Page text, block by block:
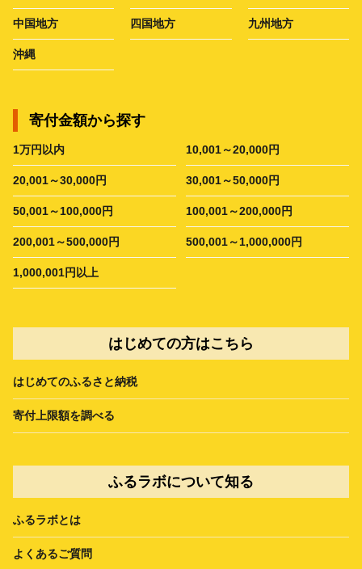
中国地方 四国地方 九州地方
沖縄
寄付金額から探す
1万円以内 10,001～20,000円
20,001～30,000円 30,001～50,000円
50,001～100,000円 100,001～200,000円
200,001～500,000円 500,001～1,000,000円
1,000,001円以上
はじめての方はこちら
はじめてのふるさと納税
寄付上限額を調べる
ふるラボについて知る
ふるラボとは
よくあるご質問